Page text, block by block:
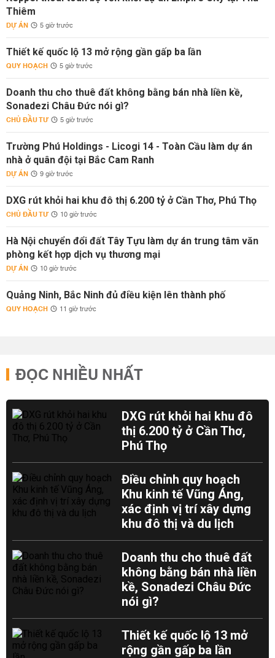
Thiêm
DỰ ÁN 5 giờ trước
Thiết kế quốc lộ 13 mở rộng gần gấp ba lần
QUY HOẠCH 5 giờ trước
Doanh thu cho thuê đất không bằng bán nhà liền kề,
Sonadezi Châu Đức nói gì?
CHỦ ĐẦU TƯ 5 giờ trước
Trường Phú Holdings - Licogi 14 - Toàn Cầu làm dự án
nhà ở quân đội tại Bắc Cam Ranh
DỰ ÁN 9 giờ trước
DXG rút khỏi hai khu đô thị 6.200 tỷ ở Cần Thơ, Phú Thọ
CHỦ ĐẦU TƯ 10 giờ trước
Hà Nội chuyển đổi đất Tây Tựu làm dự án trung tâm văn
phòng kết hợp dịch vụ thương mại
DỰ ÁN 10 giờ trước
Quảng Ninh, Bắc Ninh đủ điều kiện lên thành phố
QUY HOẠCH 11 giờ trước
ĐỌC NHIỀU NHẤT
DXG rút khỏi hai khu đô
thị 6.200 tỷ ở Cần Thơ,
Phú Thọ
Điều chỉnh quy hoạch
Khu kinh tế Vũng Áng,
xác định vị trí xây dựng
khu đô thị và du lịch
Doanh thu cho thuê đất
không bằng bán nhà liền
kề, Sonadezi Châu Đức
nói gì?
Thiết kế quốc lộ 13 mở
rộng gần gấp ba lần